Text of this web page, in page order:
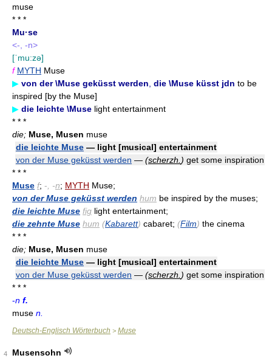
muse
* * *
Mu·se
<-, -n>
[ˈmu:zə]
f MYTH Muse
▶ von der \Muse geküsst werden die \Muse küsst jdn to be
inspired [by the Muse]
▶ die leichte \Muse light entertainment
* * *
die; Muse, Musen muse
die leichte Muse — light [musical] entertainment
von der Muse geküsst werden — (scherzh. ) get some inspiration
* * *
Muse f; - , -n; MYTH Muse;
von der Muse geküsst werden hum be inspired by the muses;
die leichte Muse fig light entertainment;
die zehnte Muse hum (Kabarett) cabaret; (Film) the cinema
* * *
die; Muse, Musen muse
die leichte Muse — light [musical] entertainment
von der Muse geküsst werden — (scherzh. ) get some inspiration
* * *
-n f.
muse n.
Deutsch-Englisch Wörterbuch > Muse
4
Musensohn